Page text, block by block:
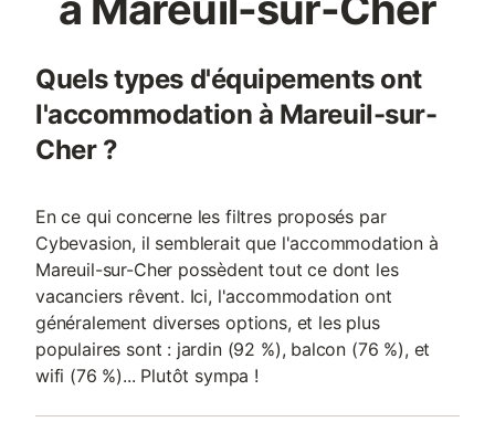
Quels types d'équipements ont
l'accommodation à Mareuil-sur-
Cher ?
En ce qui concerne les filtres proposés par
Cybevasion, il semblerait que l'accommodation à
Mareuil-sur-Cher possèdent tout ce dont les
vacanciers rêvent. Ici, l'accommodation ont
généralement diverses options, et les plus
populaires sont : jardin (92 %), balcon (76 %), et
wifi (76 %)... Plutôt sympa !